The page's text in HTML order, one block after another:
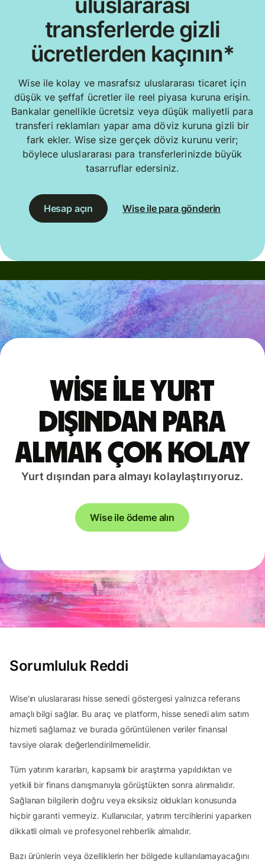
transferlerde gizli
ücretlerden kaçının*
Wise ile kolay ve masrafsız uluslararası ticaret için
düşük ve şeffaf ücretler ile reel piyasa kuruna erişin.
Bankalar genellikle ücretsiz veya düşük maliyetli para
transferi reklamları yapar ama döviz kuruna gizli bir
fark ekler. Wise size gerçek döviz kurunu verir;
böylece uluslararası para transferlerinizde büyük
tasarruflar edersiniz.
Hesap açın Wise ile para gönderin
Wise ile yurt
dışından para
almak çok kolay
Yurt dışından para almayı kolaylaştırıyoruz.
Wise ile ödeme alın
Sorumluluk Reddi
Wise'ın uluslararası hisse senedi göstergesi yalnızca referans
amaçlı bilgi sağlar. Bu araç ve platform, hisse senedi alım satım
hizmeti sağlamaz ve burada görüntülenen veriler finansal
tavsiye olarak değerlendirilmemelidir.
Tüm yatırım kararları, kapsamlı bir araştırma yapıldıktan ve
yetkili bir finans danışmanıyla görüştükten sonra alınmalıdır.
Sağlanan bilgilerin doğru veya eksiksiz oldukları konusunda
hiçbir garanti vermeyiz. Kullanıcılar, yatırım tercihlerini yaparken
dikkatli olmalı ve profesyonel rehberlik almalıdır.
Bazı ürünlerin veya özelliklerin her bölgede kullanılamayacağını